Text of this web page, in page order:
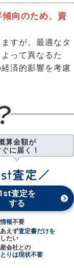
傾向のため、資
すが、最適なタ
って異なるた
済的影響を考慮
算金額が
に届く！
査定を
する
報不要
えず査定書だけを
たい
会社との
りは現状不要